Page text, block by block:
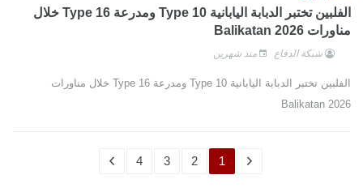
الفلبين تختبر الدبابة اليابانية Type 10 ومدرعة Type 16 خلال
مناورات Balikatan 2026
شبكة الدفاع منذ شهرين
الفلبين تختبر الدبابة اليابانية Type 10 ومدرعة Type 16 خلال مناورات
Balikatan 2026
1
2
3
4